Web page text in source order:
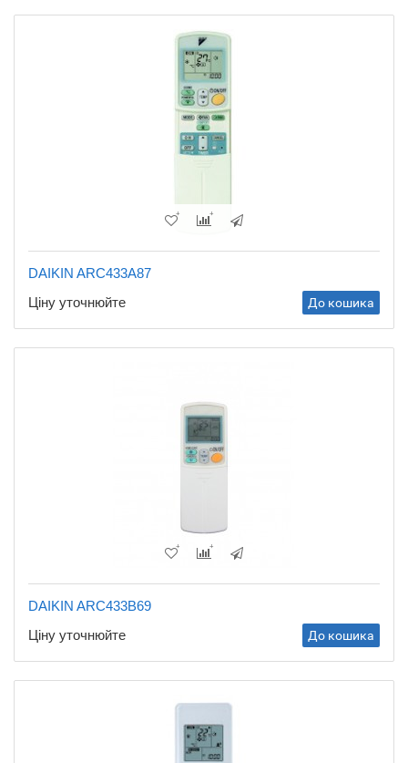
DAIKIN ARC433A87
Ціну уточнюйте
До кошика
DAIKIN ARC433B69
Ціну уточнюйте
До кошика